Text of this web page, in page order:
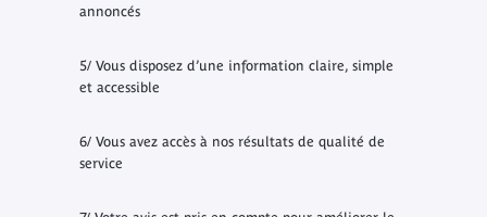
annoncés
5/ Vous disposez d’une information claire, simple
et accessible
6/ Vous avez accès à nos résultats de qualité de
service